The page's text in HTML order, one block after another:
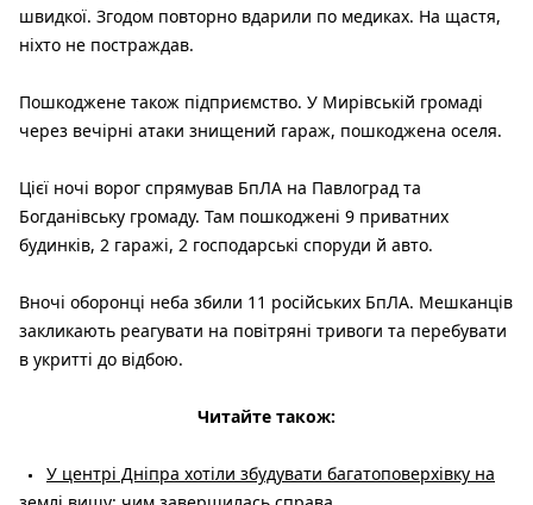
швидкої. Згодом повторно вдарили по медиках. На щастя,
ніхто не постраждав.
Пошкоджене також підприємство. У Мирівській громаді
через вечірні атаки знищений гараж, пошкоджена оселя.
Цієї ночі ворог спрямував БпЛА на Павлоград та
Богданівську громаду. Там пошкоджені 9 приватних
будинків, 2 гаражі, 2 господарські споруди й авто.
Вночі оборонці неба збили 11 російських БпЛА. Мешканців
закликають реагувати на повітряні тривоги та перебувати
в укритті до відбою.
Читайте також:
У центрі Дніпра хотіли збудувати багатоповерхівку на